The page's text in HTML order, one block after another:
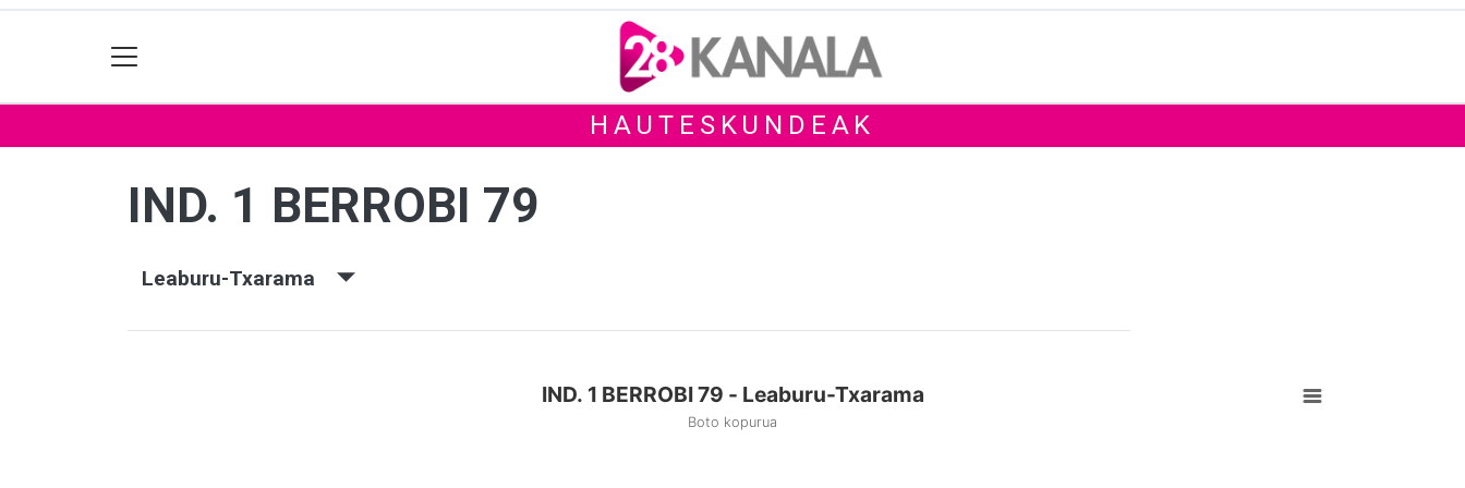
HAUTESKUNDEAK
IND. 1 BERROBI 79
Leaburu-Txarama
IND. 1 BERROBI 79 - Leaburu-Txarama
Boto kopurua